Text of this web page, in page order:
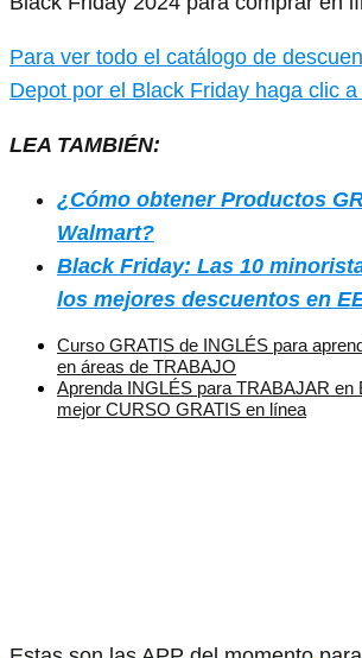
Para ver todo el catálogo de
Depot por el Black Friday haga clic
LEA TAMBIÉN:
¿Cómo obtener Productos
Walmart?
Black Friday: Las 10
los mejores descuentos en
Curso GRATIS de INGLÉS para
en áreas de TRABAJO
Aprenda INGLÉS para TRABAJAR en
mejor CURSO GRATIS en línea